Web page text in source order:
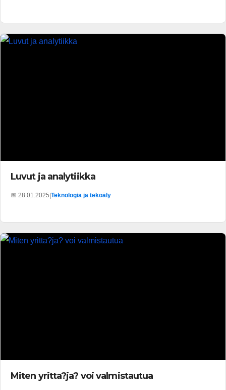
Luvut ja analytiikka
📅 28.01.2025|Teknologia ja tekoäly
Miten yritta?ja? voi valmistautua